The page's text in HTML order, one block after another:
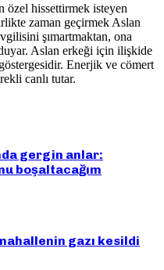
özel hissettirmek isteyen
zaman geçirmek Aslan
şımartmaktan, ona
Aslan erkeği için ilişkide
Enerjik ve cömert
canlı tutar.
gergin anlar:
boşaltacağım
gazı kesildi